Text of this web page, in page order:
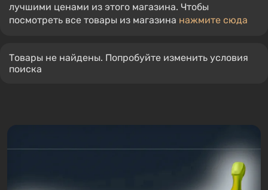
лучшими ценами из этого магазина. Чтобы
посмотреть все товары из магазина нажмите сюда
Товары не найдены. Попробуйте изменить условия
поиска